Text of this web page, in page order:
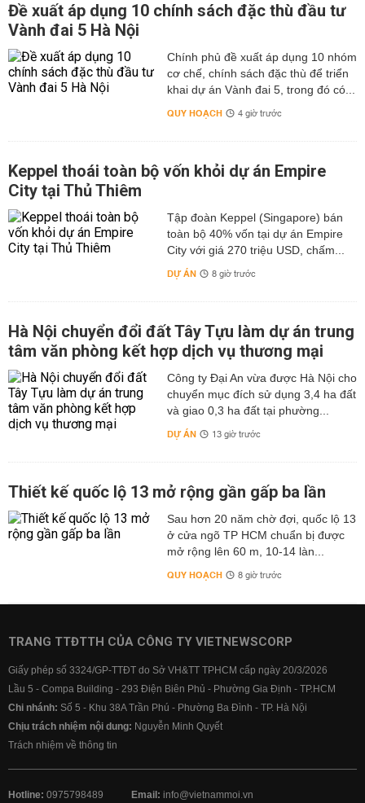
Đề xuất áp dụng 10 chính sách đặc thù đầu tư
Vành đai 5 Hà Nội
Chính phủ đề xuất áp dụng 10 nhóm
cơ chế, chính sách đặc thù để triển
khai dự án Vành đai 5, trong đó có...
QUY HOẠCH 4 giờ trước
Keppel thoái toàn bộ vốn khỏi dự án Empire
City tại Thủ Thiêm
Tập đoàn Keppel (Singapore) bán
toàn bộ 40% vốn tại dự án Empire
City với giá 270 triệu USD, chấm...
DỰ ÁN 8 giờ trước
Hà Nội chuyển đổi đất Tây Tựu làm dự án trung
tâm văn phòng kết hợp dịch vụ thương mại
Công ty Đại An vừa được Hà Nội cho
chuyển mục đích sử dụng 3,4 ha đất
và giao 0,3 ha đất tại phường...
DỰ ÁN 13 giờ trước
Thiết kế quốc lộ 13 mở rộng gần gấp ba lần
Sau hơn 20 năm chờ đợi, quốc lộ 13
ở cửa ngõ TP HCM chuẩn bị được
mở rộng lên 60 m, 10-14 làn...
QUY HOẠCH 8 giờ trước
TRANG TTĐTTH CỦA CÔNG TY VIETNEWSCORP
Giấy phép số 3324/GP-TTĐT do Sở VH&TT TPHCM cấp ngày 20/3/2026
Lầu 5 - Compa Building - 293 Điện Biên Phủ - Phường Gia Định - TP.HCM
Chi nhánh: Số 5 - Khu 38A Trần Phú - Phường Ba Đình - TP. Hà Nội
Chịu trách nhiệm nội dung: Nguyễn Minh Quyết
Trách nhiệm về thông tin
Hotline: 0975798489 Email: info@vietnammoi.vn